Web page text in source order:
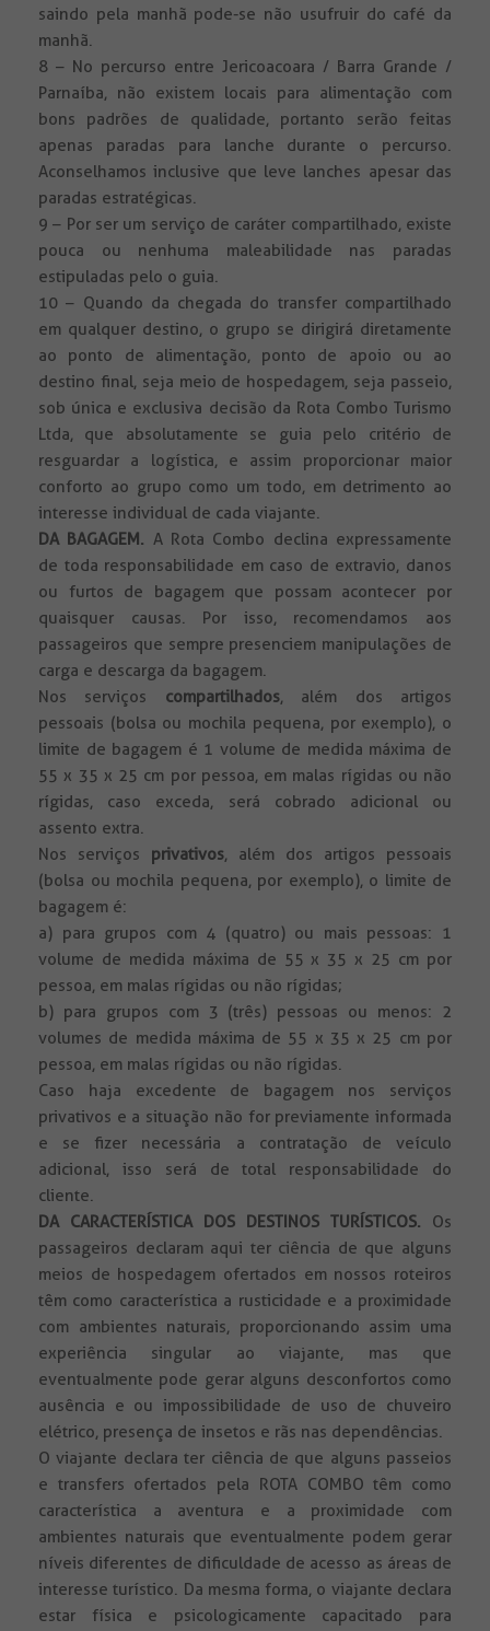
saindo pela manhã pode-se não usufruir do café da
manhã.
8 – No percurso entre Jericoacoara / Barra Grande /
Parnaíba, não existem locais para alimentação com
bons padrões de qualidade, portanto serão feitas
apenas paradas para lanche durante o percurso.
Aconselhamos inclusive que leve lanches apesar das
paradas estratégicas.
9 – Por ser um serviço de caráter compartilhado, existe
pouca ou nenhuma maleabilidade nas paradas
estipuladas pelo o guia.
10 – Quando da chegada do transfer compartilhado
em qualquer destino, o grupo se dirigirá diretamente
ao ponto de alimentação, ponto de apoio ou ao
destino final, seja meio de hospedagem, seja passeio,
sob única e exclusiva decisão da Rota Combo Turismo
Ltda, que absolutamente se guia pelo critério de
resguardar a logística, e assim proporcionar maior
conforto ao grupo como um todo, em detrimento ao
interesse individual de cada viajante.
DA BAGAGEM. A Rota Combo declina expressamente
de toda responsabilidade em caso de extravio, danos
ou furtos de bagagem que possam acontecer por
quaisquer causas. Por isso, recomendamos aos
passageiros que sempre presenciem manipulações de
carga e descarga da bagagem.
Nos serviços compartilhados, além dos artigos
pessoais (bolsa ou mochila pequena, por exemplo), o
limite de bagagem é 1 volume de medida máxima de
55 x 35 x 25 cm por pessoa, em malas rígidas ou não
rígidas, caso exceda, será cobrado adicional ou
assento extra.
Nos serviços privativos, além dos artigos pessoais
(bolsa ou mochila pequena, por exemplo), o limite de
bagagem é:
a) para grupos com 4 (quatro) ou mais pessoas: 1
volume de medida máxima de 55 x 35 x 25 cm por
pessoa, em malas rígidas ou não rígidas;
b) para grupos com 3 (três) pessoas ou menos: 2
volumes de medida máxima de 55 x 35 x 25 cm por
pessoa, em malas rígidas ou não rígidas.
Caso haja excedente de bagagem nos serviços
privativos e a situação não for previamente informada
e se fizer necessária a contratação de veículo
adicional, isso será de total responsabilidade do
cliente.
DA CARACTERÍSTICA DOS DESTINOS TURÍSTICOS. Os
passageiros declaram aqui ter ciência de que alguns
meios de hospedagem ofertados em nossos roteiros
têm como característica a rusticidade e a proximidade
com ambientes naturais, proporcionando assim uma
experiência singular ao viajante, mas que
eventualmente pode gerar alguns desconfortos como
ausência e ou impossibilidade de uso de chuveiro
elétrico, presença de insetos e rãs nas dependências.
O viajante declara ter ciência de que alguns passeios
e transfers ofertados pela ROTA COMBO têm como
característica a aventura e a proximidade com
ambientes naturais que eventualmente podem gerar
níveis diferentes de dificuldade de acesso as áreas de
interesse turístico. Da mesma forma, o viajante declara
estar física e psicologicamente capacitado para